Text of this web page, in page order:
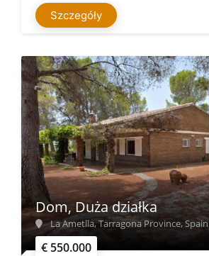
Szczegóły
€ 550.000
Dom, Duża działka
La Ametlla, Tarragona Province, Spain